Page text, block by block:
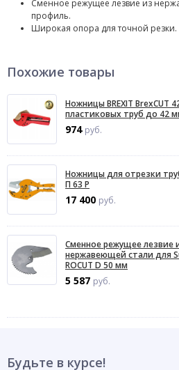
Сменное режущее лезвие из
профиль.
Широкая опора для точной резки.
Похожие товары
Ножницы BREXIT BrexCUT
пластиковых труб до 42
974 руб.
Ножницы для отрезки
П 63 P
17 400 руб.
Сменное режущее лезвие
нержавеющей стали для
ROCUT D 50 мм
5 587 руб.
Будьте в курсе!